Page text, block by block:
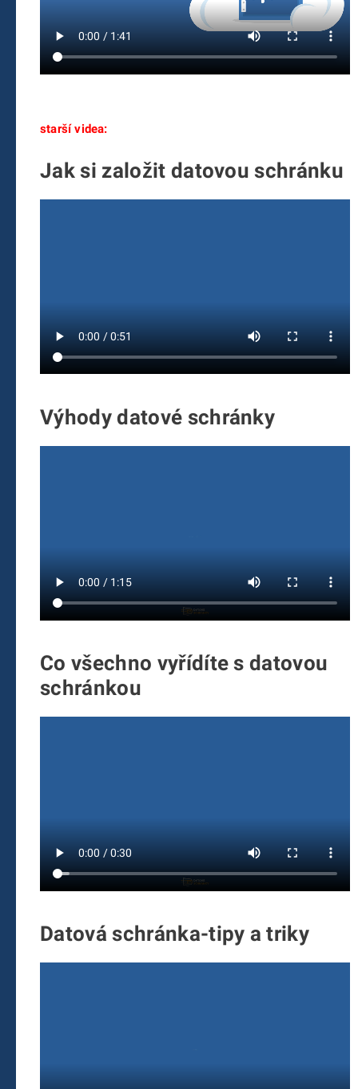
starší videa:
Jak si založit datovou schránku
Výhody datové schránky
Co všechno vyřídíte s datovou
schránkou
Datová schránka-tipy a triky